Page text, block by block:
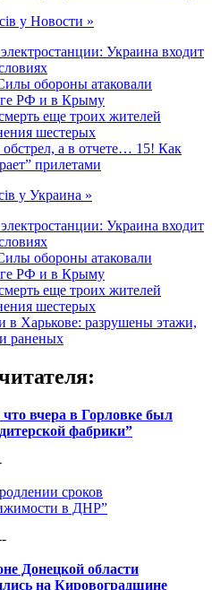
у Новости »
Украина входит
обороны атаковали
РФ и в Крыму
еще троих жителей
шестерых
а в отчете… 15! Как
прилетами
у Украина »
Украина входит
обороны атаковали
РФ и в Крыму
еще троих жителей
шестерых
в Харькове: разрушены этажи,
раненых
:
вчера в Горловке был
фабрики”
сроков
в ДНР”
Донецкой области
на Кировоградщине